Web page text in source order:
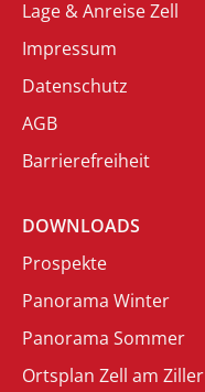
Lage & Anreise Zell
Impressum
Datenschutz
AGB
Barrierefreiheit
DOWNLOADS
Prospekte
Panorama Winter
Panorama Sommer
Ortsplan Zell am Ziller